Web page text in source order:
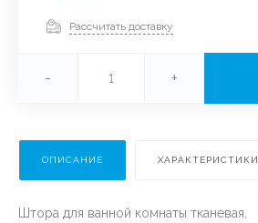
Рассчитать доставку
- +
ОПИСАНИЕ ХАРАКТЕРИСТИКИ
Штора для ванной комнаты тканевая,